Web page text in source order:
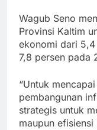
Wagub Seno
Provinsi Kaltim
ekonomi dari
7,8 persen pada
“Untuk
pembangunan
strategis untuk
maupun